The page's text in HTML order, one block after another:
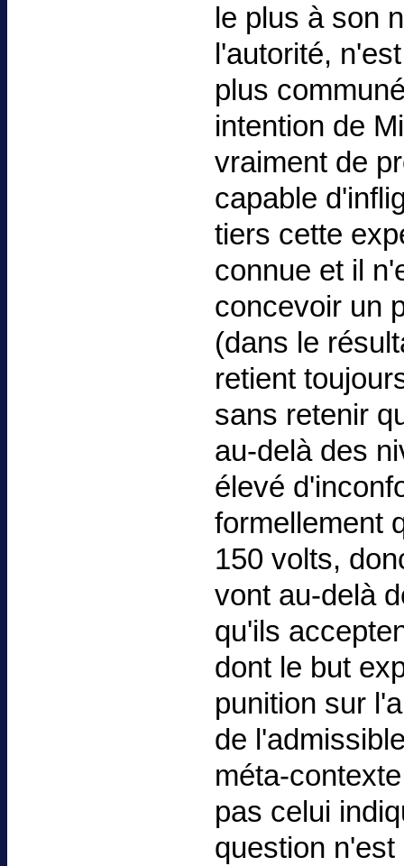
le plus à son
l'autorité,
plus
intention de
vraiment de
capable
tiers cette
connue et il
concevoir un
(dans le
retient
sans retenir
au-delà des
élevé
formellement
150 volts,
vont au-delà
qu'ils
dont le but
punition sur
de
méta-
pas celui
question